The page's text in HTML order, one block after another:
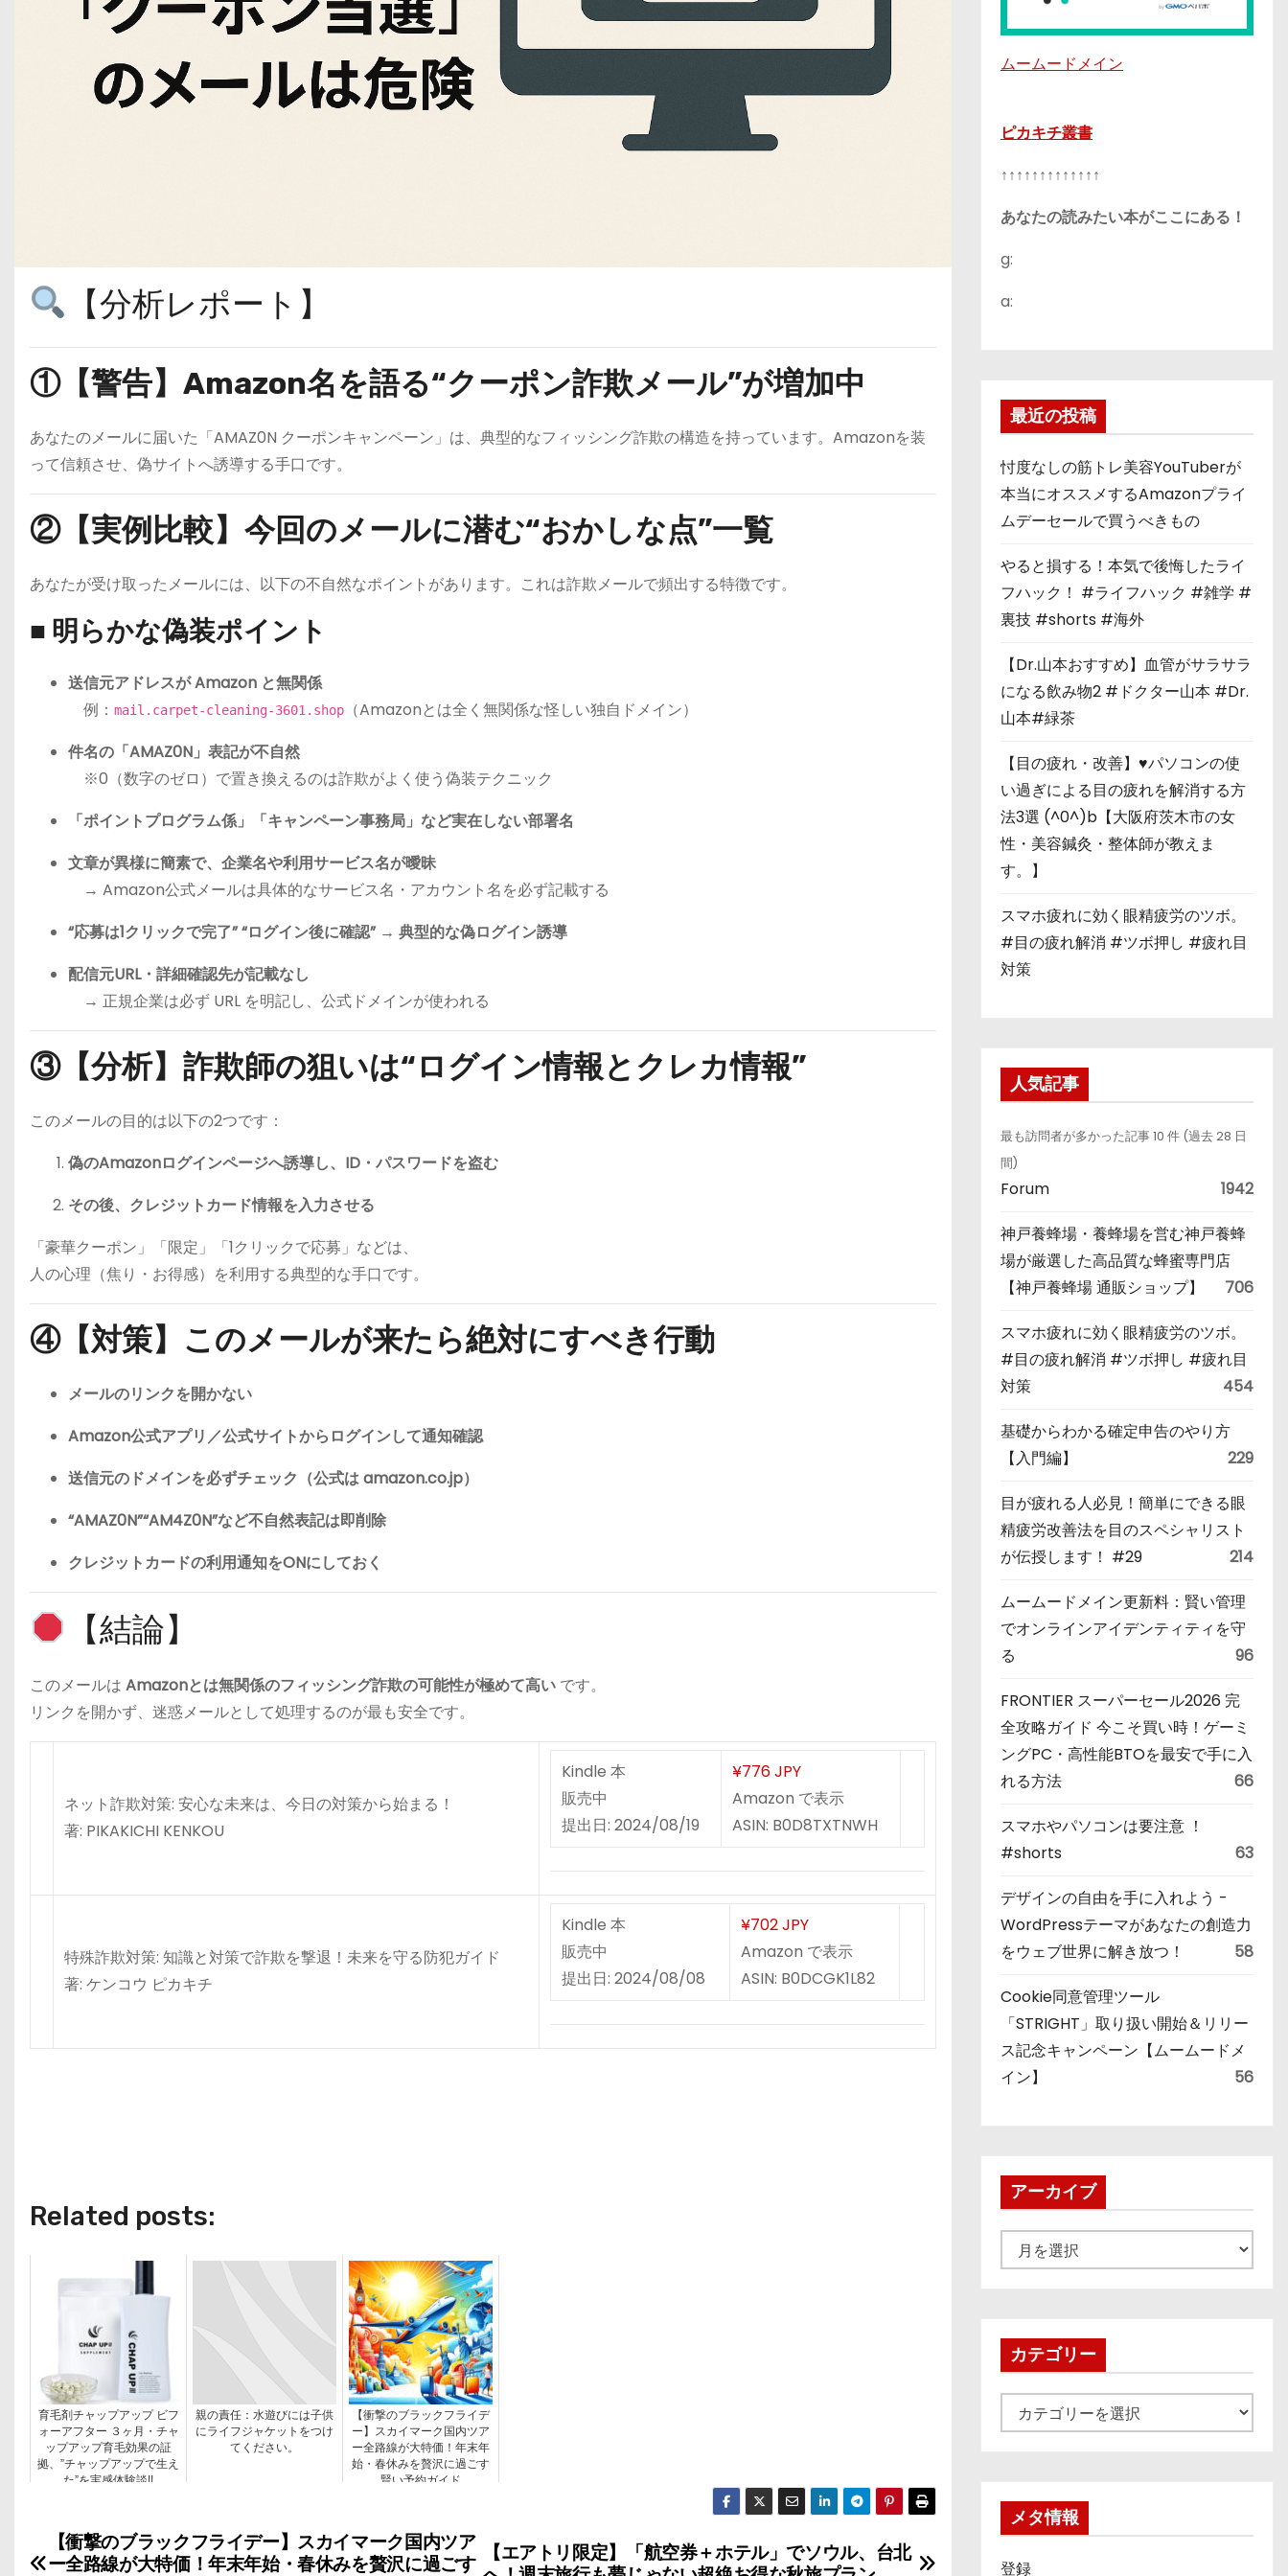
【分析レポート】
①【警告】Amazon名を語る“クーポン詐欺メール”が増加中
あなたのメールに届いた「AMAZ0N クーポンキャンペーン」は、典型的なフィッシング詐欺の構造を持っています。Amazonを装
って信頼させ、偽サイトへ誘導する手口です。
②【実例比較】今回のメールに潜む“おかしな点”一覧
あなたが受け取ったメールには、以下の不自然なポイントがあります。これは詐欺メールで頻出する特徴です。
■ 明らかな偽装ポイント
送信元アドレスが Amazon と無関係
例： mail.carpet-cleaning-3601.shop
（Amazonとは全く無関係な怪しい独自ドメイン）
件名の「AMAZ0N」表記が不自然
※0（数字のゼロ）で置き換えるのは詐欺がよく使う偽装テクニック
「ポイントプログラム係」「キャンペーン事務局」など実在しない部署名
文章が異様に簡素で、企業名や利用サービス名が曖昧
→ Amazon公式メールは具体的なサービス名・アカウント名を必ず記載する
“応募は1クリックで完了” “ログイン後に確認” → 典型的な偽ログイン誘導
配信元URL・詳細確認先が記載なし
→ 正規企業は必ず URL を明記し、公式ドメインが使われる
③【分析】詐欺師の狙いは“ログイン情報とクレカ情報”
このメールの目的は以下の2つです：
偽のAmazonログインページへ誘導し、ID・パスワードを盗む
その後、クレジットカード情報を入力させる
「豪華クーポン」「限定」「1クリックで応募」などは、
人の心理（焦り・お得感）を利用する典型的な手口です。
④【対策】このメールが来たら絶対にすべき行動
メールのリンクを開かない
Amazon公式アプリ／公式サイトからログインして通知確認
送信元のドメインを必ずチェック（公式は amazon.co.jp）
“AMAZ0N”“AM4Z0N”など不自然表記は即削除
クレジットカードの利用通知をONにしておく
【結論】
このメールは Amazonとは無関係のフィッシング詐欺の可能性が極めて高い です。
リンクを開かず、迷惑メールとして処理するのが最も安全です。
ネット詐欺対策: 安心な未来は、今日の対策から始まる！
著: PIKAKICHI KENKOU
Kindle 本
販売中
提出日: 2024/08/19
¥776 JPY
Amazon で表示
ASIN: B0D8TXTNWH
特殊詐欺対策: 知識と対策で詐欺を撃退！未来を守る防犯ガイド
著: ケンコウ ピカキチ
Kindle 本
販売中
提出日: 2024/08/08
¥702 JPY
Amazon で表示
ASIN: B0DCGK1L82
Related posts:
育毛剤チャップアップ ビフ
ォーアフター ３ヶ月・チャ
ップアップ育毛効果の証
拠、”チャップアップで生え
た”を実感体験談!!
親の責任：水遊びには子供
にライフジャケットをつけ
てください。
【衝撃のブラックフライデ
ー】スカイマーク国内ツア
ー全路線が大特価！年末年
始・春休みを贅沢に過ごす
賢い予約ガイド
投
【エアトリ限定】「航空券＋ホテル」でソウル、台北
【衝撃のブラックフライデー】スカイマーク国内ツア
ー全路線が大特価！年末年始・春休みを贅沢に過ごす
ムームードメイン
ピカキチ叢書
↑↑↑↑↑↑↑↑↑↑↑↑↑
あなたの読みたい本がここにある！
g:
a:
最近の投稿
忖度なしの筋トレ美容YouTuberが
本当にオススメするAmazonプライ
ムデーセールで買うべきもの
やると損する！本気で後悔したライ
フハック！ #ライフハック #雑学 #
裏技 #shorts #海外
【Dr.山本おすすめ】血管がサラサラ
になる飲み物2 #ドクター山本 #Dr.
山本#緑茶
【目の疲れ・改善】♥パソコンの使
い過ぎによる目の疲れを解消する方
法3選 (^0^)b【大阪府茨木市の女
性・美容鍼灸・整体師が教えま
す。】
スマホ疲れに効く眼精疲労のツボ。
#目の疲れ解消 #ツボ押し #疲れ目
対策
人気記事
最も訪問者が多かった記事 10 件 (過去 28 日
間)
Forum 1942
神戸養蜂場・養蜂場を営む神戸養蜂
場が厳選した高品質な蜂蜜専門店
【神戸養蜂場 通販ショップ】
706
スマホ疲れに効く眼精疲労のツボ。
#目の疲れ解消 #ツボ押し #疲れ目
対策
454
基礎からわかる確定申告のやり方
【入門編】
229
目が疲れる人必見！簡単にできる眼
精疲労改善法を目のスペシャリスト
が伝授します！ #29
214
ムームードメイン更新料：賢い管理
でオンラインアイデンティティを守
る
96
FRONTIER スーパーセール2026 完
全攻略ガイド 今こそ買い時！ゲーミ
ングPC・高性能BTOを最安で手に入
れる方法
66
スマホやパソコンは要注意 ！
#shorts
63
デザインの自由を手に入れよう -
WordPressテーマがあなたの創造力
をウェブ世界に解き放つ！
58
Cookie同意管理ツール
「STRIGHT」取り扱い開始＆リリー
ス記念キャンペーン【ムームードメ
イン】
56
アーカイブ
ー
ブカテゴリー
テ
メタ情報
登録